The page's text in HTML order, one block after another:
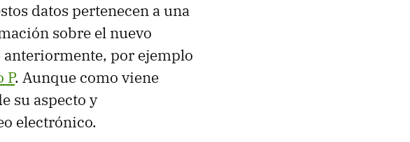
datos pertenecen a una
sobre el nuevo
por ejemplo
P. Aunque como viene
su aspecto y
electrónico.